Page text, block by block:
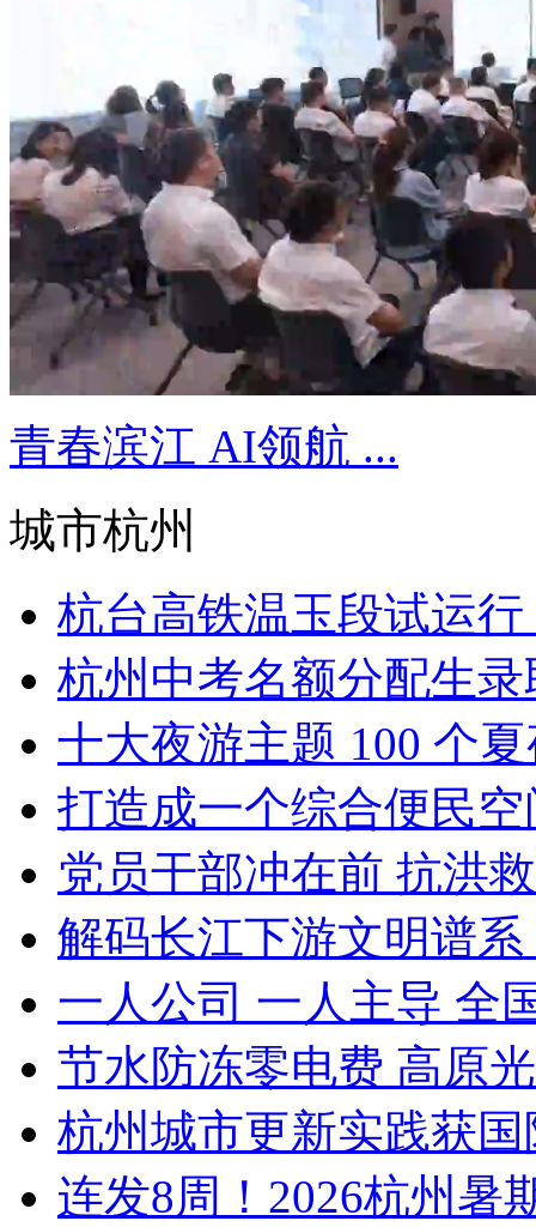
青春滨江 AI领航 ...
城市杭州
杭台高铁温玉段试运
杭州中考名额分配生
十大夜游主题 100 个
打造成一个综合便民
党员干部冲在前 抗洪
解码长江下游文明谱
一人公司 一人主导 全
节水防冻零电费 高原
杭州城市更新实践获
连发8周！2026杭州暑